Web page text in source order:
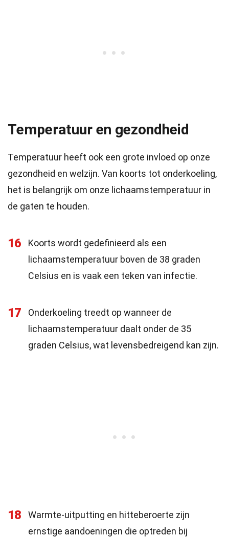
Temperatuur en gezondheid
Temperatuur heeft ook een grote invloed op onze
gezondheid en welzijn. Van koorts tot onderkoeling,
het is belangrijk om onze lichaamstemperatuur in
de gaten te houden.
16
Koorts wordt gedefinieerd als een
lichaamstemperatuur boven de 38 graden
Celsius en is vaak een teken van infectie.
17
Onderkoeling treedt op wanneer de
lichaamstemperatuur daalt onder de 35
graden Celsius, wat levensbedreigend kan zijn.
18
Warmte-uitputting en hitteberoerte zijn
ernstige aandoeningen die optreden bij